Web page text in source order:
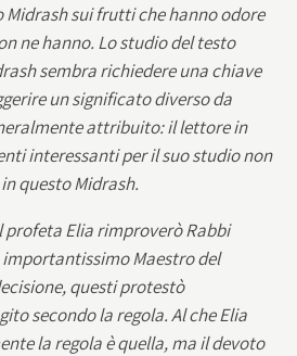
Midrash sui frutti che hanno odore
ne hanno. Lo studio del testo
sembra richiedere una chiave
un significato diverso da
attribuito: il lettore in
interessanti per il suo studio non
questo Midrash.
profeta Elia rimproverò Rabbi
importantissimo Maestro del
questi protestò
secondo la regola. Al che Elia
la regola è quella, ma il devoto